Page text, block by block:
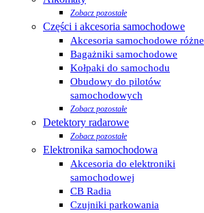
Zobacz pozostałe
Części i akcesoria samochodowe
Akcesoria samochodowe różne
Bagażniki samochodowe
Kołpaki do samochodu
Obudowy do pilotów
samochodowych
Zobacz pozostałe
Detektory radarowe
Zobacz pozostałe
Elektronika samochodowa
Akcesoria do elektroniki
samochodowej
CB Radia
Czujniki parkowania